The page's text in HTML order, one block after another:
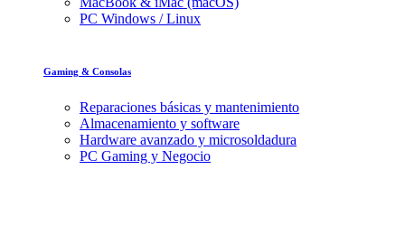
PC Windows / Linux
Gaming & Consolas
Reparaciones básicas y mantenimiento
Almacenamiento y software
Hardware avanzado y microsoldadura
PC Gaming y Negocio